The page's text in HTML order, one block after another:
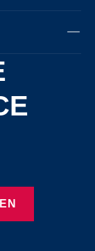
Seite
Twitter Seite
Proenen LinkedIn
Proenen